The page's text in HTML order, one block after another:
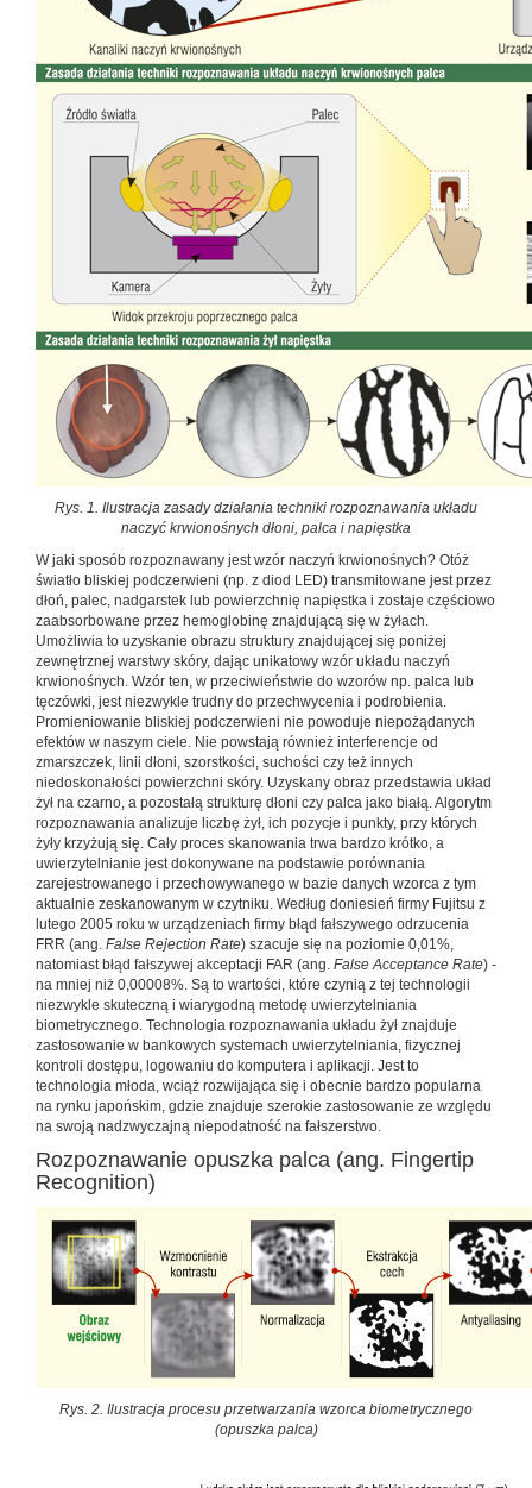
Rys. 1. Ilustracja zasady działania techniki rozpoznawania układu
naczyć krwionośnych dłoni, palca i napięstka
W jaki sposób rozpoznawany jest wzór naczyń krwionośnych? Otóż
światło bliskiej podczerwieni (np. z diod LED) transmitowane jest przez
dłoń, palec, nadgarstek lub powierzchnię napięstka i zostaje częściowo
zaabsorbowane przez hemoglobinę znajdującą się w żyłach.
Umożliwia to uzyskanie obrazu struktury znajdującej się poniżej
zewnętrznej warstwy skóry, dając unikatowy wzór układu naczyń
krwionośnych. Wzór ten, w przeciwieństwie do wzorów np. palca lub
tęczówki, jest niezwykle trudny do przechwycenia i podrobienia.
Promieniowanie bliskiej podczerwieni nie powoduje niepożądanych
efektów w naszym ciele. Nie powstają również interferencje od
zmarszczek, linii dłoni, szorstkości, suchości czy też innych
niedoskonałości powierzchni skóry. Uzyskany obraz przedstawia układ
żył na czarno, a pozostałą strukturę dłoni czy palca jako białą. Algorytm
rozpoznawania analizuje liczbę żył, ich pozycje i punkty, przy których
żyły krzyżują się. Cały proces skanowania trwa bardzo krótko, a
uwierzytelnianie jest dokonywane na podstawie porównania
zarejestrowanego i przechowywanego w bazie danych wzorca z tym
aktualnie zeskanowanym w czytniku. Według doniesień firmy Fujitsu z
lutego 2005 roku w urządzeniach firmy błąd fałszywego odrzucenia
FRR (ang. False Rejection Rate) szacuje się na poziomie 0,01%,
natomiast błąd fałszywej akceptacji FAR (ang. False Acceptance Rate) -
na mniej niż 0,00008%. Są to wartości, które czynią z tej technologii
niezwykle skuteczną i wiarygodną metodę uwierzytelniania
biometrycznego. Technologia rozpoznawania układu żył znajduje
zastosowanie w bankowych systemach uwierzytelniania, fizycznej
kontroli dostępu, logowaniu do komputera i aplikacji. Jest to
technologia młoda, wciąż rozwijająca się i obecnie bardzo popularna
na rynku japońskim, gdzie znajduje szerokie zastosowanie ze względu
na swoją nadzwyczajną niepodatność na fałszerstwo.
Rozpoznawanie opuszka palca (ang. Fingertip
Recognition)
Rys. 2. Ilustracja procesu przetwarzania wzorca biometrycznego
(opuszka palca)